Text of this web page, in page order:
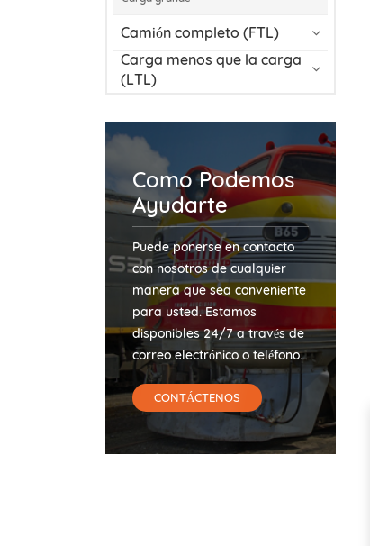
Camión completo (FTL)
Carga menos que la carga
(LTL)
Como Podemos
Ayudarte
Puede ponerse en contacto
con nosotros de cualquier
manera que sea conveniente
para usted. Estamos
disponibles 24/7 a través de
correo electrónico o teléfono.
CONTÁCTENOS